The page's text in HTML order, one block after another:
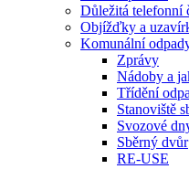
Důležitá telefonní
Objížďky a
Komunální
Zprávy
Nádoby a
Třídění
Stanoviště
Svozové
Sběrný dvůr
RE-USE